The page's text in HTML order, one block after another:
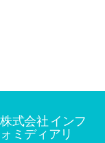
株式会社 インフ
ォミディアリ